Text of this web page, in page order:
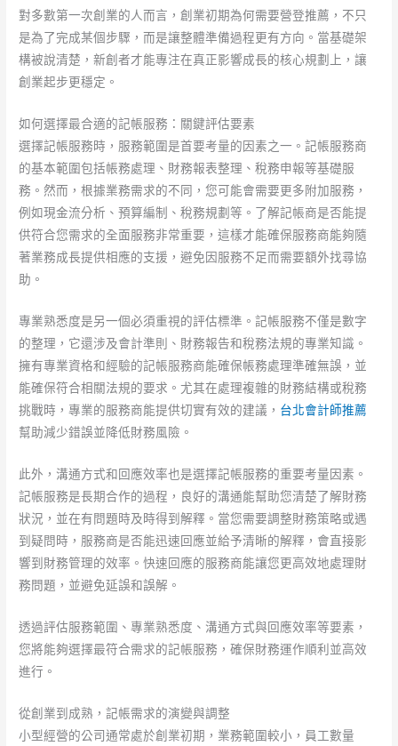
對多數第一次創業的人而言，創業初期為何需要營登推薦，不只
是為了完成某個步驟，而是讓整體準備過程更有方向。當基礎架
構被說清楚，新創者才能專注在真正影響成長的核心規劃上，讓
創業起步更穩定。
如何選擇最合適的記帳服務：關鍵評估要素
選擇記帳服務時，服務範圍是首要考量的因素之一。記帳服務商
的基本範圍包括帳務處理、財務報表整理、稅務申報等基礎服
務。然而，根據業務需求的不同，您可能會需要更多附加服務，
例如現金流分析、預算編制、稅務規劃等。了解記帳商是否能提
供符合您需求的全面服務非常重要，這樣才能確保服務商能夠隨
著業務成長提供相應的支援，避免因服務不足而需要額外找尋協
助。
專業熟悉度是另一個必須重視的評估標準。記帳服務不僅是數字
的整理，它還涉及會計準則、財務報告和稅務法規的專業知識。
擁有專業資格和經驗的記帳服務商能確保帳務處理準確無誤，並
能確保符合相關法規的要求。尤其在處理複雜的財務結構或稅務
挑戰時，專業的服務商能提供切實有效的建議， 台北會計師推薦
幫助減少錯誤並降低財務風險。
此外，溝通方式和回應效率也是選擇記帳服務的重要考量因素。
記帳服務是長期合作的過程，良好的溝通能幫助您清楚了解財務
狀況，並在有問題時及時得到解釋。當您需要調整財務策略或遇
到疑問時，服務商是否能迅速回應並給予清晰的解釋，會直接影
響到財務管理的效率。快速回應的服務商能讓您更高效地處理財
務問題，並避免延誤和誤解。
透過評估服務範圍、專業熟悉度、溝通方式與回應效率等要素，
您將能夠選擇最符合需求的記帳服務，確保財務運作順利並高效
進行。
從創業到成熟，記帳需求的演變與調整
小型經營的公司通常處於創業初期，業務範圍較小，員工數量